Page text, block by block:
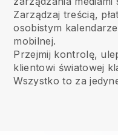
Zarządzaj treścią,
osobistym
mobilnej.
Przejmij kontrolę,
klientowi światowej
Wszystko to za